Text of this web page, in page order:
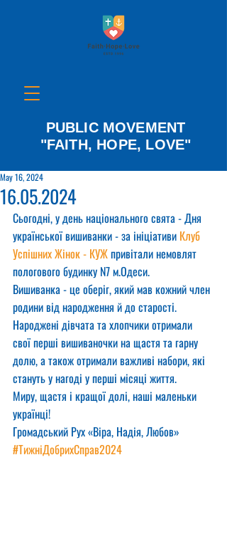
PUBLIC MOVEMENT
"FAITH, HOPE, LOVE"
16.05.2024
May 16, 2024
Сьогодні, у день національного свята - Дня
української вишиванки - за ініціативи Клуб
Успішних Жінок - КУЖ привітали немовлят
пологового будинку N7 м.Одеси.
Вишиванка - це оберіг, який мав кожний член
родини від народження й до старості.
Народжені дівчата та хлопчики отримали
свої перші вишиваночки на щастя та гарну
долю, а також отримали важливі набори, які
стануть у нагоді у перші місяці життя.
Миру, щастя і кращої долі, наші маленьки
українці!
Громадський Рух «Віра, Надія, Любов»
#ТижніДобрихСправ2024